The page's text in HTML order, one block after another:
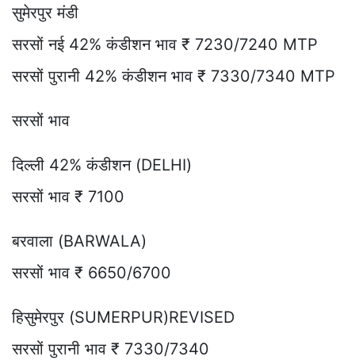
सुमेरपुर मंडी
सरसों नई 42% कंडीशन भाव ₹ 7230/7240 MTP
सरसों पुरानी 42% कंडीशन भाव ₹ 7330/7340 MTP
सरसों भाव
दिल्ली 42% कंडीशन (DELHI)
सरसों भाव ₹ 7100
बरवाला (BARWALA)
सरसों भाव ₹ 6650/6700
हिसुमेरपुर (SUMERPUR)REVISED
सरसों पुरानी भाव ₹ 7330/7340